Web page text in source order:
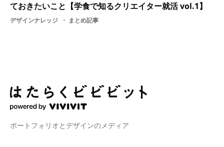
ておきたいこと【学食で知るクリエイター就活 vol.1】
デザインナレッジ まとめ記事
ポートフォリオとデザインのメディア